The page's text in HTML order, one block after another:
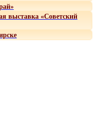
выставка «Советский